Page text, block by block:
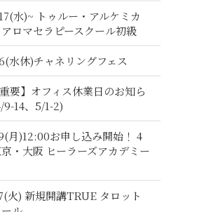
水)~ トゥルー・アルケミカ
ロマセラピースクール初級
水休)チャネリングフェス
重要】オフィス休業日のお知ら
9-14、5/1-2)
月)12:00お申し込み開始！ 4
・大阪 ヒーラーズアカデミー
火) 新規開講TRUE タロット